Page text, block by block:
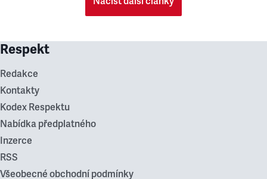
Respekt
Redakce
Kontakty
Kodex Respektu
Nabídka předplatného
Inzerce
RSS
Všeobecné obchodní podmínky